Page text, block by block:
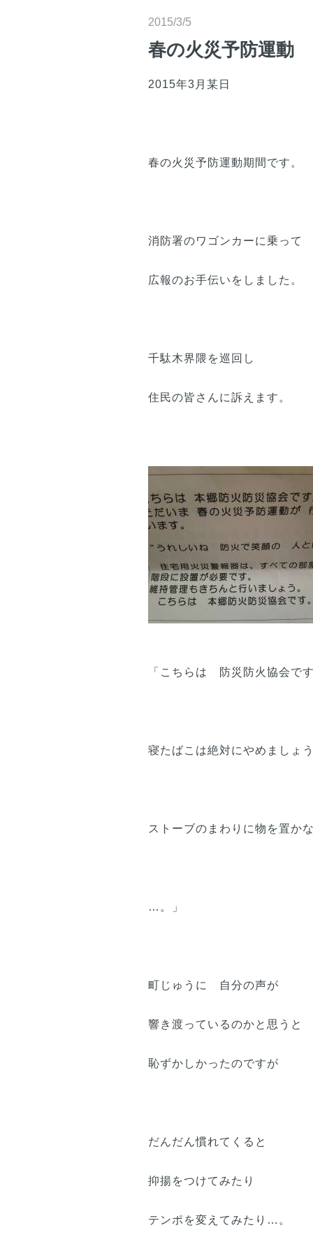
2015/3/5
春の火災予防運動
2015年3月某日
春の火災予防運動期間です。
消防署のワゴンカーに乗って
広報のお手伝いをしました。
千駄木界隈を巡回し
住民の皆さんに訴えます。
「こちらは 防災防火協会です
寝たばこは絶対にやめましょう
ストーブのまわりに物を置か
…。」
町じゅうに 自分の声が
響き渡っているのかと思うと
恥ずかしかったのですが
だんだん慣れてくると
抑揚をつけてみたり
テンポを変えてみたり…。